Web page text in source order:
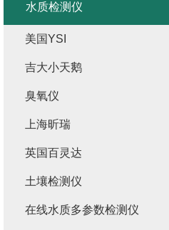
水质检测仪
美国YSI
吉大小天鹅
臭氧仪
上海昕瑞
英国百灵达
土壤检测仪
在线水质多参数检测仪